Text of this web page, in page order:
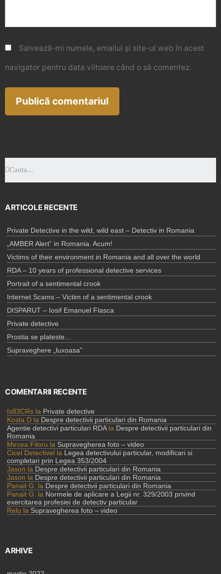
Salvează-mi numele, emailul și site-ul web în acest
navigator pentru data viitoare când o să comentez.
ARTICOLE RECENTE
Private Detective in the wild, wild east – Detectiv in Romania
„AMBER Alert” in Romania. Acum!
Victims of their environment in Romania and all over the world
RDA – 10 years of professional detective services
Portrait of a sentimental crook
Internet Scams – Victim of a sentimental crook
DISPARUT – Iosif Emanuel Flasca
Private detective
Prostia se plateste…
Supraveghere „luxoasa”
COMENTARII RECENTE
Is83CRs la Private detective
Kosta D la Despre detectivii particulari din Romania
Agentie detectivi particulari RDAla Despre detectivii particulari din
Romania
Mircea Filoru la Supravegherea foto – video
Cicel Detectivel la Legea detectivului particular, modificari si
completari prin Legea 353/2004
Jason la Despre detectivii particulari din Romania
Jason la Despre detectivii particulari din Romania
Panait G.
la Despre detectivii particulari din Romania
Panait G.
la Normele de aplicare a Legii nr. 329/2003 privind
exercitarea profesiei de detectiv particular
Relu la Supravegherea foto – video
ARHIVE